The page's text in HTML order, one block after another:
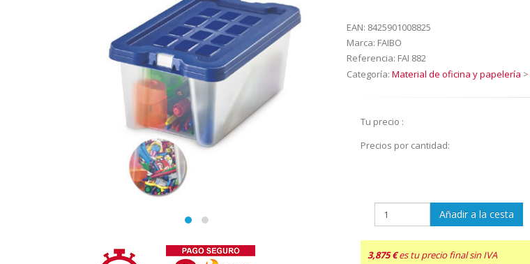
EAN: 8425901008825
Marca: FAIBO
Referencia: FAI 882
Categoría: Material de oficina y papelería >
Tu precio :
Precios por cantidad:
Añadir a la cesta
3,875 € es tu precio final sin IVA